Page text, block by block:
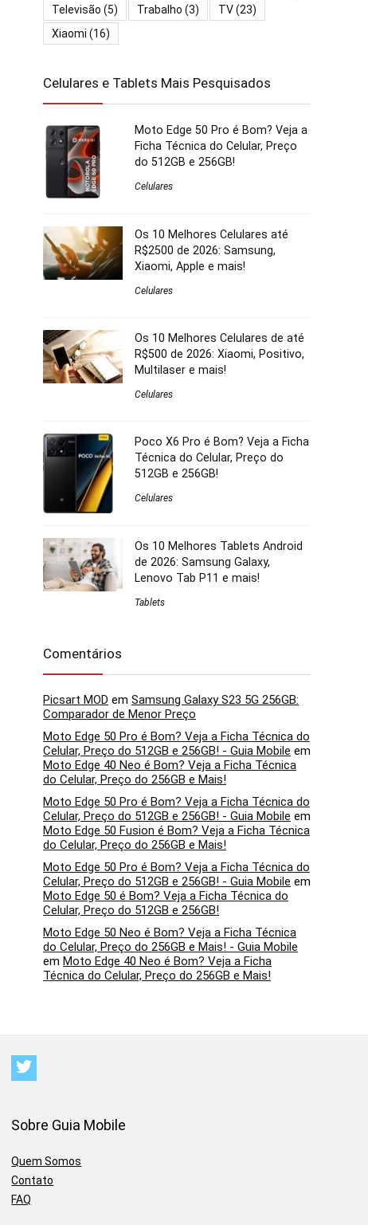
Televisão (5) Trabalho (3) TV(23)
Xiaomi (16)
Celulares e Tablets Mais Pesquisados
Moto Edge 50 Pro é Bom? Veja a
Ficha Técnica do Celular, Preço
do 512GB e 256GB!
Celulares
Os 10 Melhores Celulares até
R$2500 de 2026: Samsung,
Xiaomi, Apple e mais!
Celulares
Os 10 Melhores Celulares de até
R$500 de 2026: Xiaomi, Positivo,
Multilaser e mais!
Celulares
Poco X6 Pro é Bom? Veja a Ficha
Técnica do Celular, Preço do
512GB e 256GB!
Celulares
Os 10 Melhores Tablets Android
de 2026: Samsung Galaxy,
Lenovo Tab P11 e mais!
Tablets
Comentários
Picsart MOD em Samsung Galaxy S23 5G 256GB:
Comparador de Menor Preço
Moto Edge 50 Pro é Bom? Veja a Ficha Técnica do
Celular, Preço do 512GB e 256GB! - Guia Mobile em
Moto Edge 40 Neo é Bom? Veja a Ficha Técnica
do Celular, Preço do 256GB e Mais!
Moto Edge 50 Pro é Bom? Veja a Ficha Técnica do
Celular, Preço do 512GB e 256GB! - Guia Mobile em
Moto Edge 50 Fusion é Bom? Veja a Ficha Técnica
do Celular, Preço do 256GB e Mais!
Moto Edge 50 Pro é Bom? Veja a Ficha Técnica do
Celular, Preço do 512GB e 256GB! - Guia Mobile em
Moto Edge 50 é Bom? Veja a Ficha Técnica do
Celular, Preço do 512GB e 256GB!
Moto Edge 50 Neo é Bom? Veja a Ficha Técnica
do Celular, Preço do 256GB e Mais! - Guia Mobile
em Moto Edge 40 Neo é Bom? Veja a Ficha
Técnica do Celular, Preço do 256GB e Mais!
Sobre Guia Mobile
Quem Somos
Contato
FAQ